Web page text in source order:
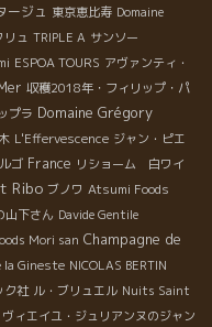
ージュ 東京恵比寿 Domaine
リュ TRIPLE A サンソー
ESPOA TOURS アヴァンティ・
収穫2018年・フィリップ・パ
プラ Domaine Grégory
L'Effervescence ジャン・ピエ
ゴ France リショーム 白ワイ
Ribo ブノワ Atsumi Foods
山下さん Davide Gentile
Mori san Champagne de
la Gineste NICOLAS BERTIN
ク社 ル・ブリュエル Nuits Saint
ヴィエイユ・ジュリアンヌのジャン